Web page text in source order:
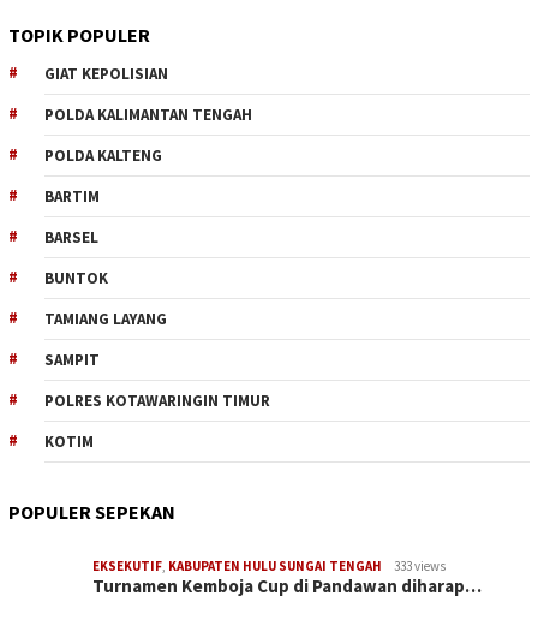
TOPIK POPULER
GIAT KEPOLISIAN
POLDA KALIMANTAN TENGAH
POLDA KALTENG
BARTIM
BARSEL
BUNTOK
TAMIANG LAYANG
SAMPIT
POLRES KOTAWARINGIN TIMUR
KOTIM
POPULER SEPEKAN
EKSEKUTIF, KABUPATEN HULU SUNGAI TENGAH 333 views
Turnamen Kemboja Cup di Pandawan diharap…